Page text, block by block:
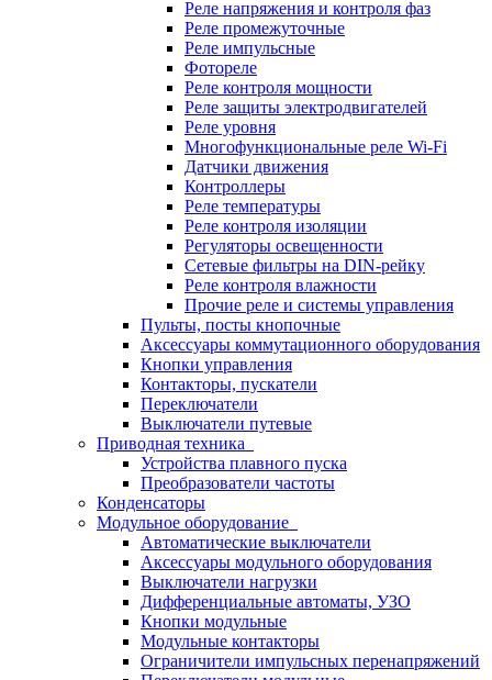
Реле напряжения и контроля фаз
Реле промежуточные
Реле импульсные
Фотореле
Реле контроля мощности
Реле защиты электродвигателей
Реле уровня
Многофункциональные реле Wi-Fi
Датчики движения
Контроллеры
Реле температуры
Реле контроля изоляции
Регуляторы освещенности
Сетевые фильтры на DIN-рейку
Реле контроля влажности
Прочие реле и системы управления
Пульты, посты кнопочные
Аксессуары коммутационного оборудования
Кнопки управления
Контакторы, пускатели
Переключатели
Выключатели путевые
Приводная техника
Устройства плавного пуска
Преобразователи частоты
Конденсаторы
Модульное оборудование
Автоматические выключатели
Аксессуары модульного оборудования
Выключатели нагрузки
Дифференциальные автоматы, УЗО
Кнопки модульные
Модульные контакторы
Ограничители импульсных перенапряжений